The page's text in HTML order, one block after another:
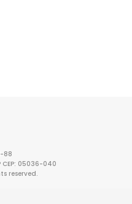
88
CEP: 05036-040
reserved.